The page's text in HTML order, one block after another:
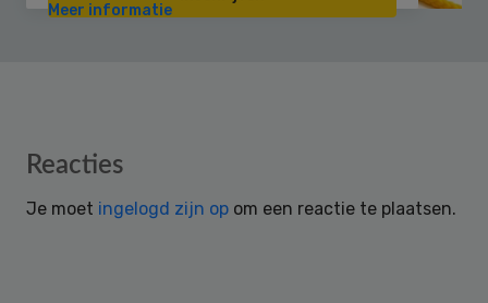
Meer informatie
Reader
Reacties
Je moet ingelogd zijn op om een reactie te plaatsen.